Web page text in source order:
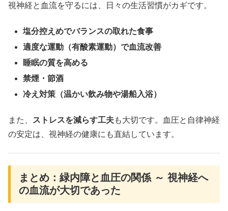
視神経と血流を守るには、日々の生活習慣がカギです。
塩分控えめでバランスの取れた食事
適度な運動（有酸素運動）で血流改善
睡眠の質を高める
禁煙・節酒
冷え対策（温かい飲み物や湯船入浴）
また、 ストレスを減らす工夫も大切です。血圧と自律神経
の安定は、視神経の健康にも直結しています。
まとめ：緑内障と血圧の関係 ～ 視神経へ
の血流が大切であった